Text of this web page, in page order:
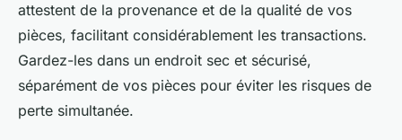
attestent de la provenance et de la qualité de vos
pièces, facilitant considérablement les transactions.
Gardez-les dans un endroit sec et sécurisé,
séparément de vos pièces pour éviter les risques de
perte simultanée.